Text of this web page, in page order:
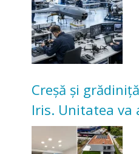
Creșă și
Iris. Unitatea va
pentru copii